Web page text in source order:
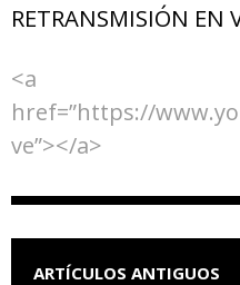
RETRANSMISIÓN EN
<a
href=”https://
ve”></a>
ARTÍCULOS ANTIGUOS